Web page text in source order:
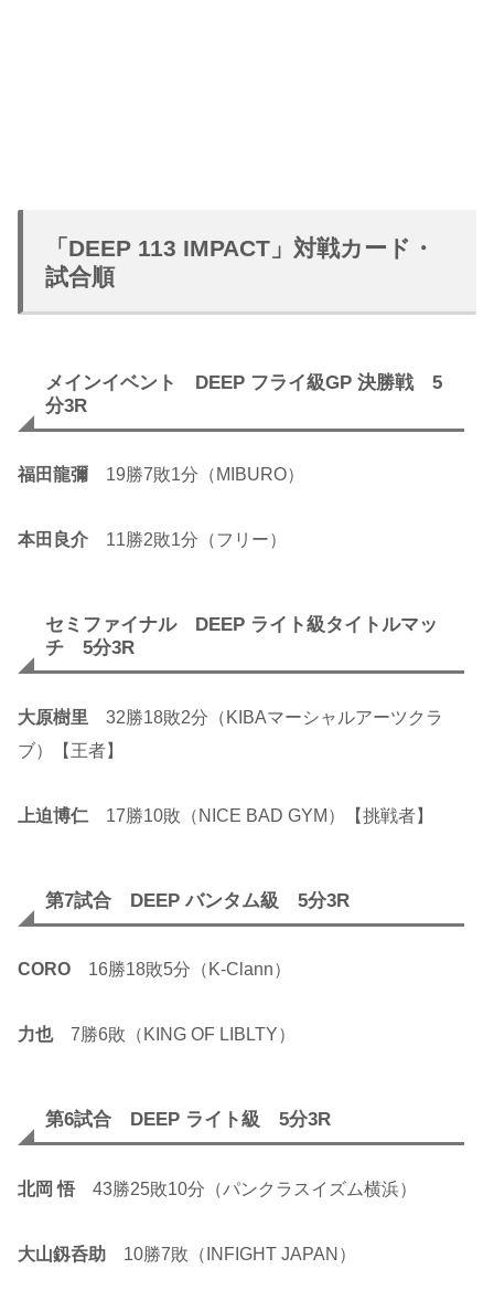
「DEEP 113 IMPACT」対戦カード・
試合順
メインイベント DEEP フライ級GP 決勝戦 5
分3R
福田龍彌 19勝7敗1分（MIBURO）
本田良介 11勝2敗1分（フリー）
セミファイナル DEEP ライト級タイトルマッ
チ 5分3R
大原樹里 32勝18敗2分（KIBAマーシャルアーツクラ
ブ）【王者】
上迫博仁 17勝10敗（NICE BAD GYM）【挑戦者】
第7試合 DEEP バンタム級 5分3R
CORO 16勝18敗5分（K-Clann）
力也7勝6敗（KING OF LIBLTY）
第6試合 DEEP ライト級 5分3R
北岡 悟 43勝25敗10分（パンクラスイズム横浜）
大山釼呑助 10勝7敗（INFIGHT JAPAN）